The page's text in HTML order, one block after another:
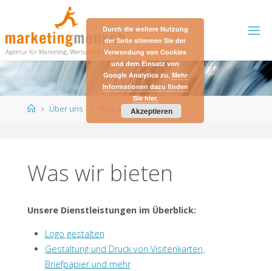
content
HomeÜber uns Was wir bieten
Was wir bieten
Unsere Dienstleistungen im Überblick:
Logo gestalten
Gestaltung und Druck von Visitenkarten,
Briefpapier und mehr
Durch die weitere Nutzung
der Seite stimmen Sie der
Verwendung von Cookies
und dem Einsatz von
Google Analytics zu. Mehr
Informationen dazu finden
Sie hier.
Akzeptieren